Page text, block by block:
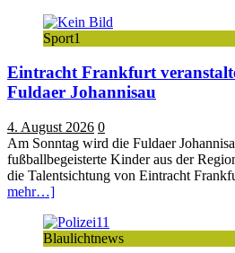
Sport1
Eintracht Frankfurt
Fuldaer Johannisau
4. August 2026 0
Am Sonntag wird die Fuldaer
fußballbegeisterte Kinder aus der
die Talentsichtung von Eintracht
mehr…]
Blaulichtnews